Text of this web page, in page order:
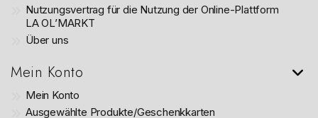
Nutzungsvertrag für die Nutzung der Online-Plattform
LA OL’MARKT
Über uns
Mein Konto
Mein Konto
Ausgewählte Produkte/Geschenkkarten